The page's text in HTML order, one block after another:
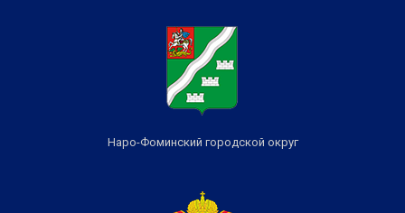
Наро-Фоминский городской округ